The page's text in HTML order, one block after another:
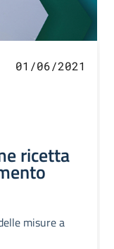
01/06/2021
ricetta
misure a